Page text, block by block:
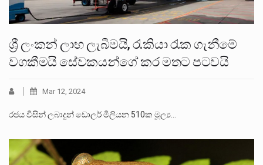
ශ්‍රී ලංකන් ලාභ ලැබීමයි, රැකියා රැක ගැනීමේ
වගකීමයි සේවකයන්ගේ කර මතට පටවයි
Mar 12, 2024
රජය විසින් ලබාදුන් ඩොලර් මිලියන 510ක මූල්‍ය…